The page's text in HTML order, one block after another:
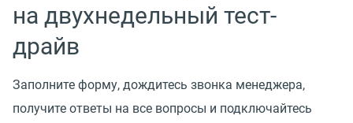
на двухнедельный тест-
драйв
Заполните форму, дождитесь звонка менеджера,
получите ответы на все вопросы и подключайтесь